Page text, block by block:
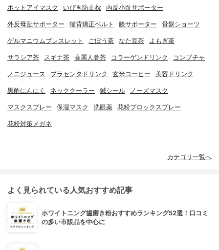
ホットアイマスク いびき防止枕 内反小趾サポーター
外反母趾サポーター 猫背矯正ベルト 膝サポーター 骨盤ショーツ
ゲルマニウムブレスレット ごぼう茶 なた豆茶 よもぎ茶
サラシア茶 スギナ茶 高麗人参茶 コラーゲンドリンク コンブチャ
ノニジュース プラセンタドリンク 玄米コーヒー 美容ドリンク
黒酢にんにく ネッククーラー 鍼シール ノーズマスク
マスクスプレー 保湿マスク 洗眼薬 花粉ブロックスプレー
花粉対策メガネ
カテゴリ一覧へ
よく見られている人気おすすめ記事
ホワイトニング歯磨き粉おすすめランキング52選！口コミ
の多い市販品を中心に